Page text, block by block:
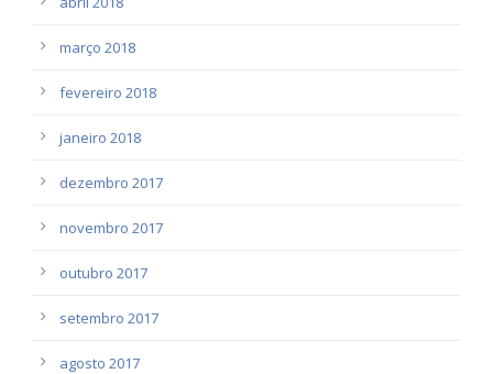
março 2018
fevereiro 2018
janeiro 2018
dezembro 2017
novembro 2017
outubro 2017
setembro 2017
agosto 2017